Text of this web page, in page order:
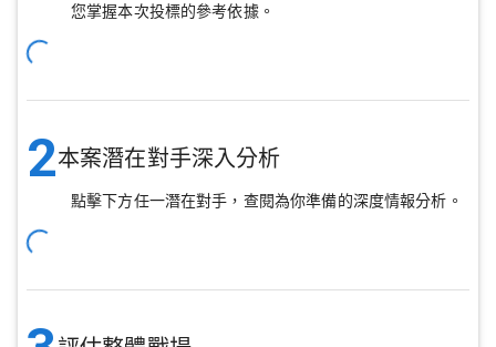
您掌握本次投標的參考依據。
2本案潛在對手深入分析
點擊下方任一潛在對手，查閱為你準備的深度情報分析。